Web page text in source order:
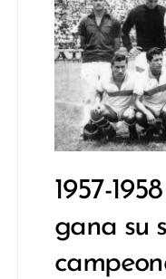
1957-
gana su